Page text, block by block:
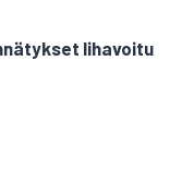
lihavoitu